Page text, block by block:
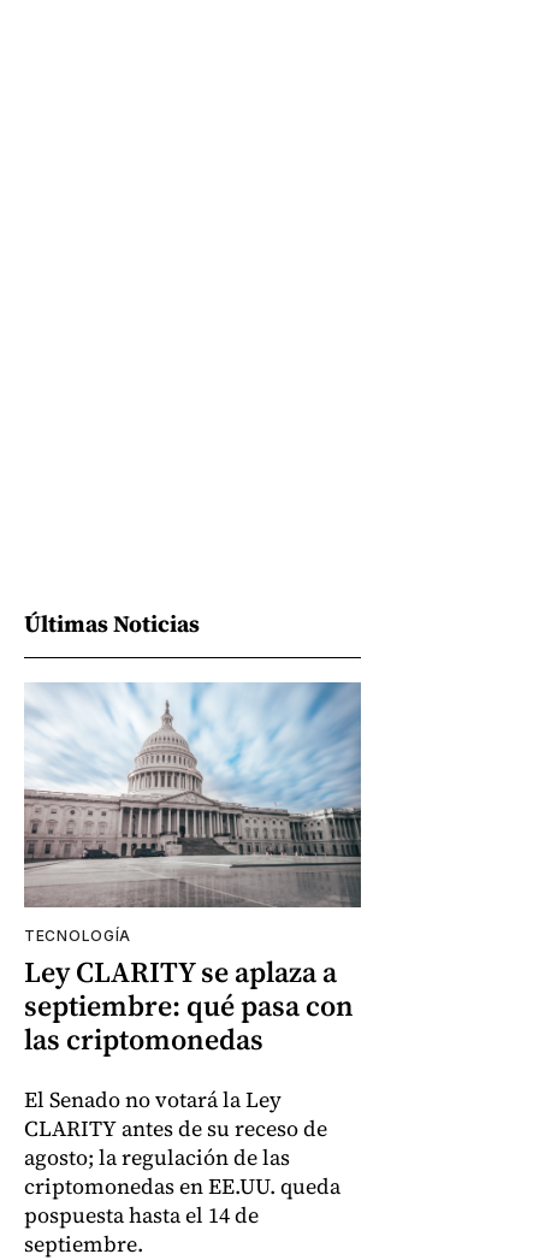
Últimas Noticias
TECNOLOGÍA
Ley CLARITY se aplaza a
septiembre: qué pasa con
las criptomonedas
El Senado no votará la Ley
CLARITY antes de su receso de
agosto; la regulación de las
criptomonedas en EE.UU. queda
pospuesta hasta el 14 de
septiembre.